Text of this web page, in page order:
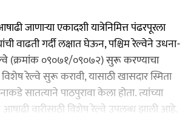
जाणाऱ्या एकादशी यात्रेनिमित्त पंढरपूरला
वाढती गर्दी लक्षात घेऊन, पश्चिम रेल्वेने उधना-
(क्रमांक ०९०७१/०९०७२) सुरू करण्याचा
रेल्वे सुरू करावी, यासाठी खासदार स्मिता
सातत्याने पाठपुरावा केला होता. त्यांच्या
आषाढी वारीसाठी विशेष रेल्वे उपलब्ध झाली आहे.